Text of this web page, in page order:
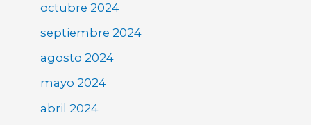
octubre 2024
septiembre 2024
agosto 2024
mayo 2024
abril 2024